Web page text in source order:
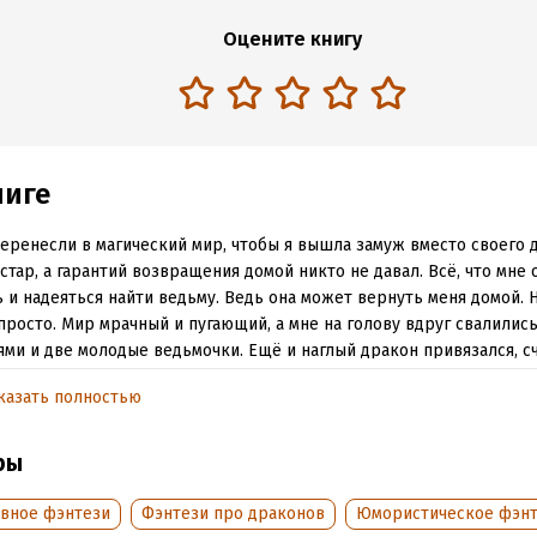
Оцените книгу
в магический мир, чтобы я вышла замуж вместо своего
а гарантий возвращения домой никто не давал. Всё, что мне
и надеяться найти ведьму. Ведь она может вернуть меня домой.
Мир мрачный и пугающий, а мне на голову вдруг
и две молодые ведьмочки. Ещё и наглый дракон привязался,
зарабатывать… заговорённой водой. Другого я не умею, но
информация
полностью
фэнтези Фэнтези про драконов Юмористическое